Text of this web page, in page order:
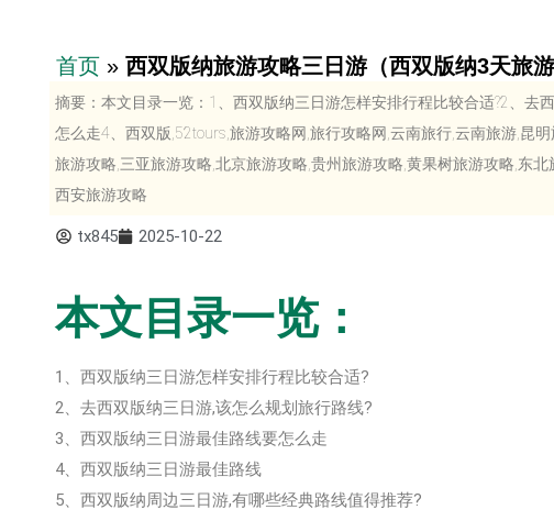
首页 » 西双版纳旅游攻略三日游（西双版纳3天旅游
摘要：本文目录一览：1、西双版纳三日游怎样安排行程比较合适?2、去
怎么走4、西双版,52tours,旅游攻略网,旅行攻略网,云南旅行,云南旅游,昆
旅游攻略,三亚旅游攻略,北京旅游攻略,贵州旅游攻略,黄果树旅游攻略,东
西安旅游攻略
tx845 2025-10-22
本文目录一览：
1、西双版纳三日游怎样安排行程比较合适?
2、去西双版纳三日游,该怎么规划旅行路线?
3、西双版纳三日游最佳路线要怎么走
4、西双版纳三日游最佳路线
5、西双版纳周边三日游,有哪些经典路线值得推荐?